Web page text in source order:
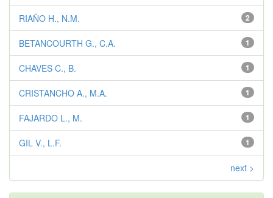
2
RIAÑO H., N.M.
1
BETANCOURTH G., C.A.
1
CHAVES C., B.
1
CRISTANCHO A., M.A.
1
FAJARDO L., M.
1
GIL V., L.F.
next >